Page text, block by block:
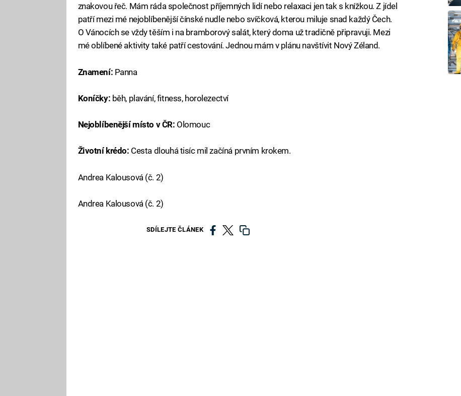
znakovou řeč. Mám ráda společnost příjemných lidí nebo relaxaci jen tak s knížkou. Z jídel
patří mezi mé nejoblíbenější čínské nudle nebo svíčková, kterou miluje snad každý Čech.
O Vánocích se vždy těším i na bramborový salát, který doma už tradičně připravuji. Mezi
mé oblíbené aktivity také patří cestování. Jednou mám v plánu navštívit Nový Zéland.
Znamení: Panna
Koníčky: běh, plavání, fitness, horolezectví
Nejoblíbenější místo v ČR: Olomouc
Životní krédo: Cesta dlouhá tisíc mil začíná prvním krokem.
Andrea Kalousová (č. 2)
Andrea Kalousová (č. 2)
SDÍLEJTE ČLÁNEK